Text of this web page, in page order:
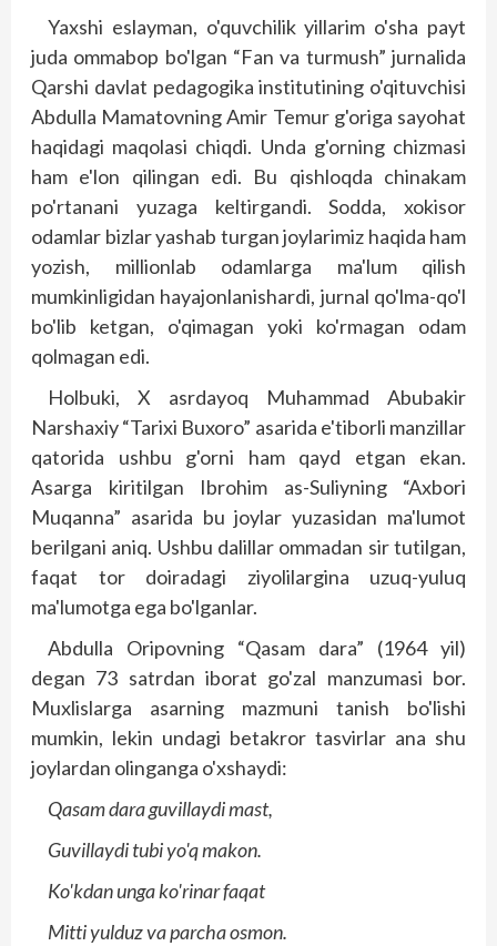
Yaxshi eslayman, o'quvchilik yillarim o'sha payt
juda ommabop bo'lgan “Fan va turmush” jurnalida
Qarshi davlat pedagogika institutining o'qituvchisi
Abdulla Mamatovning Amir Temur g'origa sayohat
haqidagi maqolasi chiqdi. Unda g'orning chizmasi
ham e'lon qilingan edi. Bu qishloqda chinakam
po'rtanani yuzaga keltirgandi. Sodda, xokisor
odamlar bizlar yashab turgan joylarimiz haqida ham
yozish, millionlab odamlarga ma'lum qilish
mumkinligidan hayajonlanishardi, jurnal qo'lma-qo'l
bo'lib ketgan, o'qimagan yoki ko'rmagan odam
qolmagan edi.
Holbuki, X asrdayoq Muhammad Abubakir
Narshaxiy “Tarixi Buxoro” asarida e'tiborli manzillar
qatorida ushbu g'orni ham qayd etgan ekan.
Asarga kiritilgan Ibrohim as-Suliyning “Axbori
Muqanna” asarida bu joylar yuzasidan ma'lumot
berilgani aniq. Ushbu dalillar ommadan sir tutilgan,
faqat tor doiradagi ziyolilargina uzuq-yuluq
ma'lumotga ega bo'lganlar.
Abdulla Oripovning “Qasam dara” (1964 yil)
degan 73 satrdan iborat go'zal manzumasi bor.
Muxlislarga asarning mazmuni tanish bo'lishi
mumkin, lekin undagi betakror tasvirlar ana shu
joylardan olinganga o'xshaydi:
Qasam dara guvillaydi mast,
Guvillaydi tubi yo'q makon.
Ko'kdan unga ko'rinar faqat
Mitti yulduz va parcha osmon.